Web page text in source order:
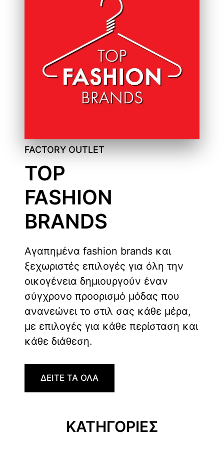
FACTORY OUTLET
TOP
FASHION
BRANDS
Αγαπημένα fashion brands και
ξεχωριστές επιλογές για όλη την
οικογένεια δημιουργούν έναν
σύγχρονο προορισμό μόδας που
ανανεώνει το στιλ σας κάθε μέρα,
με επιλογές για κάθε περίσταση και
κάθε διάθεση.
ΔΕΙΤΕ ΤΑ ΟΛΑ
ΚΑΤΗΓΟΡΙΕΣ